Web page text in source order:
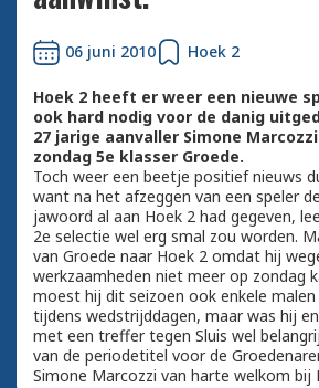
06 juni 2010 Hoek 2
Hoek 2 heeft er weer een nieuwe
ook hard nodig voor de danig
27 jarige aanvaller Simone
zondag 5e klasser Groede.
Toch weer een beetje positief nieuws
want na het afzeggen van een speler
jawoord al aan Hoek 2 had gegeven,
2e selectie wel erg smal zou worden.
van Groede naar Hoek 2 omdat hij
werkzaamheden niet meer op zondag
moest hij dit seizoen ook enkele
tijdens wedstrijddagen, maar was hij
met een treffer tegen Sluis wel
van de periodetitel voor de
Simone Marcozzi van harte welkom bij